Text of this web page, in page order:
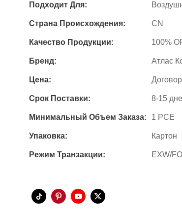
Подходит Для:
Страна Происхождения: CN
Качество Продукции: 100%
Бренд: Атлас
Цена:
Срок Поставки: 8-15
Минимальный Объем Заказа: 1 PCE
Упаковка: Картон
Режим Транзакции: EXW/